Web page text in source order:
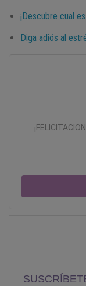
¡Descubre cual
Diga adiós al